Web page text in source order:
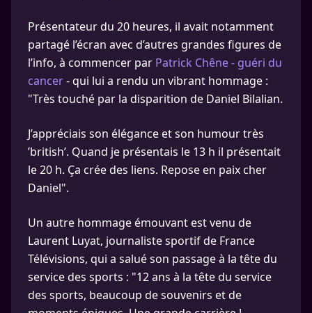
Présentateur du 20 heures, il avait notamment
partagé l’écran avec d’autres grandes figures de
l’info, à commencer par Patrick Chêne - guéri du
cancer- qui lui a rendu un vibrant hommage :
"Très touché par la disparition de Daniel Bilalian.
J’appréciais son élégance et son humour très
’british’. Quand je présentais le 13 h il présentait
le 20 h. Ça crée des liens. Repose en paix cher
Daniel".
Un autre hommage émouvant est venu de
Laurent Luyat, journaliste sportif de France
Télévisions, qui a salué son passage à la tête du
service des sports : "12 ans à la tête du service
des sports, beaucoup de souvenirs et de